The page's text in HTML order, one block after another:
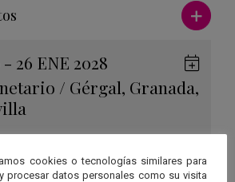
Ver más
- 26 ENE 2028
/ Gérgal, Granada,
en
cookies o tecnologías similares para
procesar datos personales como su visita